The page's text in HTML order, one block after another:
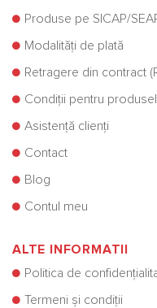
Produse pe SICAP/
Modalități de plată
Retragere din contract
Condiții pentru
Asistență clienți
Contact
Blog
Contul meu
ALTE INFORMATII
Politica de
Termeni și condiții